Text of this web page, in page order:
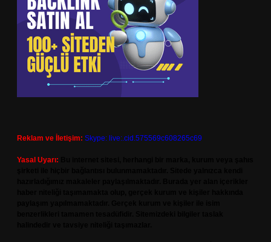
Reklam ve İletişim: Skype: live:.cid.575569c608265c69
Yasal Uyarı: